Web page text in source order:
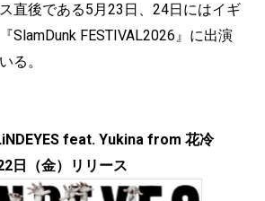
直後である5月23日、24日にはイギ
SlamDunk FESTIVAL2026』に出演
る。
feat. Yukina from 花冷
日（金）リリース